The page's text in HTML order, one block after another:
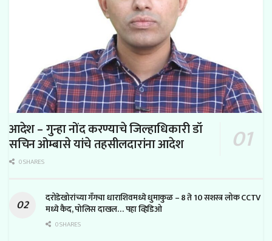
आदेश – गुन्हा नोंद करण्याचे जिल्हाधिकारी डॉ
सचिन ओम्बासे यांचे तहसीलदारांना आदेश
0 SHARES
दरोडेखोरांच्या गँगचा धाराशिवमध्ये धुमाकुळ – 8 ते 10 सशस्त्र लोक CCTV
मध्ये कैद, पोलिस दाखल… पहा व्हिडिओ
0 SHARES